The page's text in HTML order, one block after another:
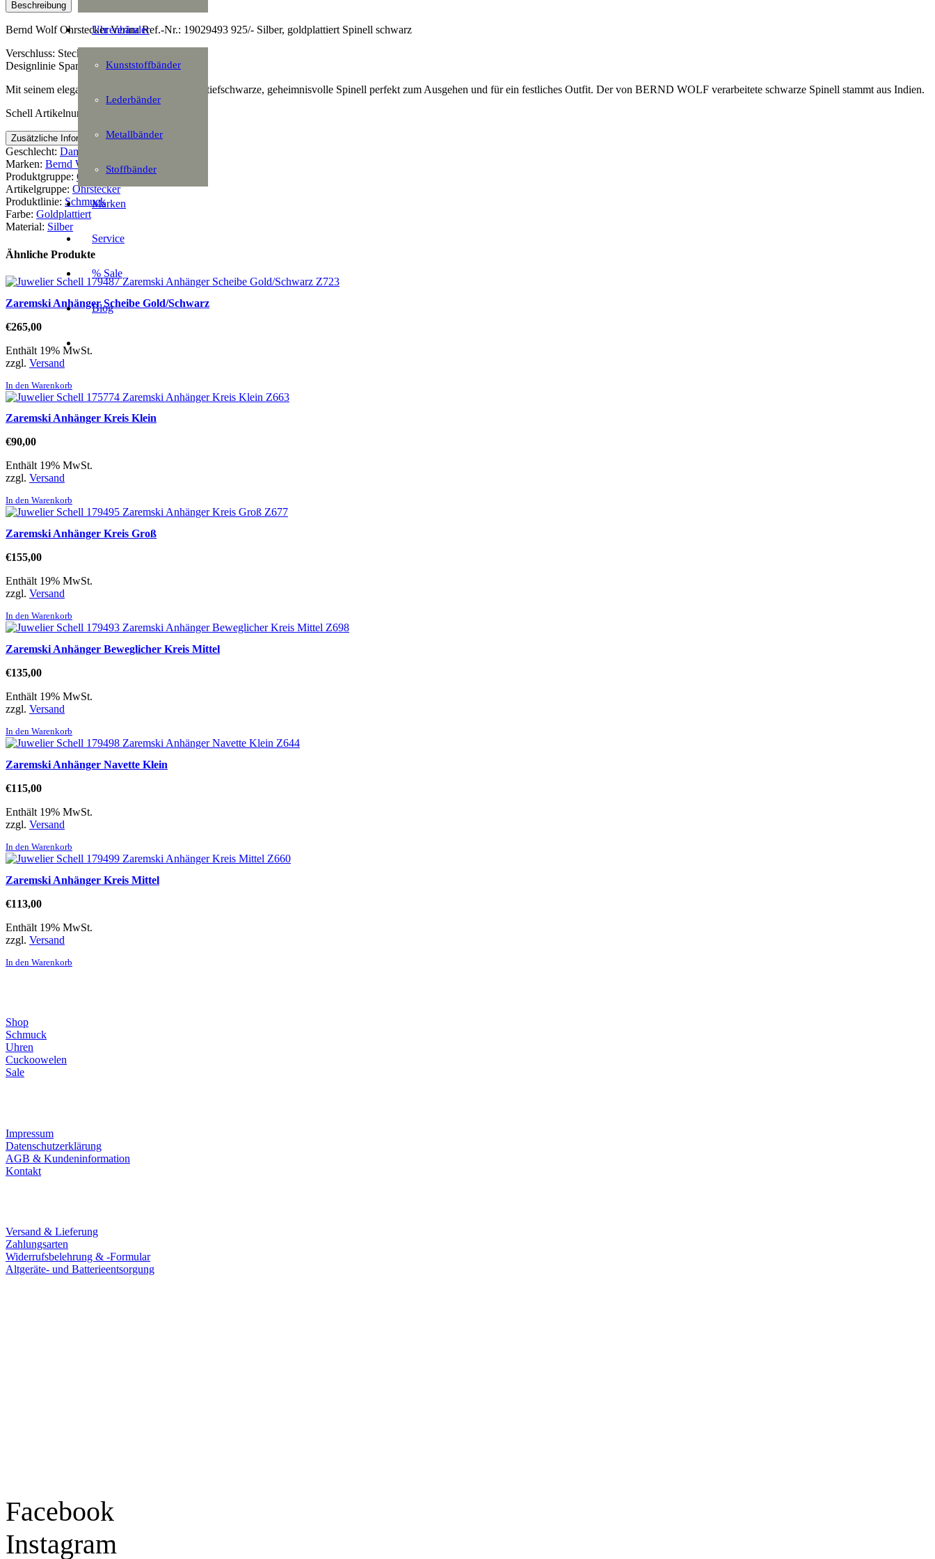
Uhrenbänder
Kunststoffbänder
Lederbänder
Metallbänder
Stoffbänder
Marken
Service
% Sale
Blog
Beschreibung
Bernd Wolf Ohrstecker Verina Ref.-Nr.: 19029493 925/- Silber, goldplattiert Spinell schwarz
Verschluss: Steckerfeder
Designlinie Sparkling Pavé
Mit seinem eleganten Funkeln eignet sich der tiefschwarze, geheimnisvolle Spinell perfekt zum Ausgehen und für ein festliches Outfit. Der von BERND WOLF verarbeitete schwarze Spinell stammt aus Indien.
Schell Artikelnummer: 179031
Zusätzliche Information
Geschlecht: Damen
Marken: Bernd Wolf
Produktgruppe: Ohrschmuck
Artikelgruppe: Ohrstecker
Produktlinie: Schmuck
Farbe: Goldplattiert
Material: Silber
Ähnliche Produkte
Zaremski Anhänger Scheibe Gold/Schwarz
€265,00
Enthält 19% MwSt.
zzgl. Versand
In den Warenkorb
Zaremski Anhänger Kreis Klein
€90,00
Enthält 19% MwSt.
zzgl. Versand
In den Warenkorb
Zaremski Anhänger Kreis Groß
€155,00
Enthält 19% MwSt.
zzgl. Versand
In den Warenkorb
Zaremski Anhänger Beweglicher Kreis Mittel
€135,00
Enthält 19% MwSt.
zzgl. Versand
In den Warenkorb
Zaremski Anhänger Navette Klein
€115,00
Enthält 19% MwSt.
zzgl. Versand
In den Warenkorb
Zaremski Anhänger Kreis Mittel
€113,00
Enthält 19% MwSt.
zzgl. Versand
In den Warenkorb
Shop
Schmuck
Uhren
Cuckoowelen
Sale
Impressum
Datenschutzerklärung
AGB & Kundeninformation
Kontakt
Versand & Lieferung
Zahlungsarten
Widerrufsbelehrung & -Formular
Altgeräte- und Batterieentsorgung
Facebook
Instagram